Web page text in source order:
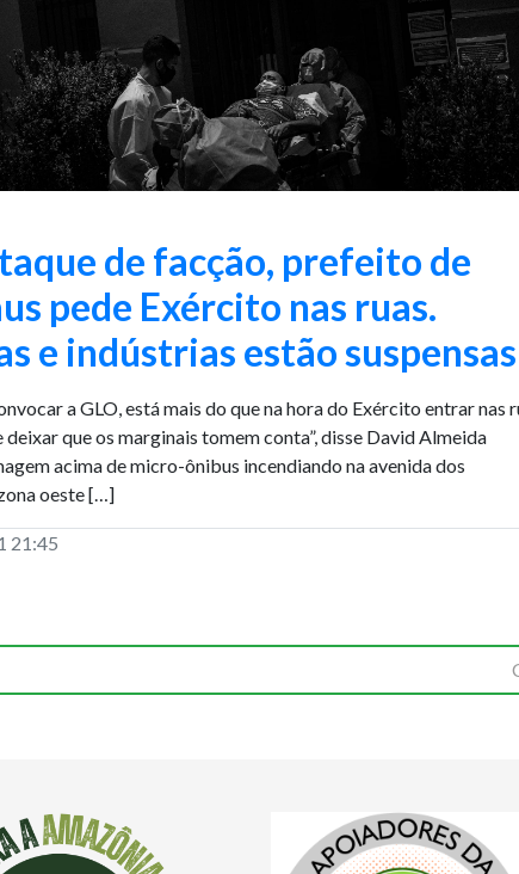
de facção, prefeito de
pede Exército nas ruas.
e indústrias estão suspensas
a GLO, está mais do que na hora do Exército entrar nas
deixar que os marginais tomem conta”, disse David Almeida
acima de micro-ônibus incendiando na avenida dos
oeste […]
21:45